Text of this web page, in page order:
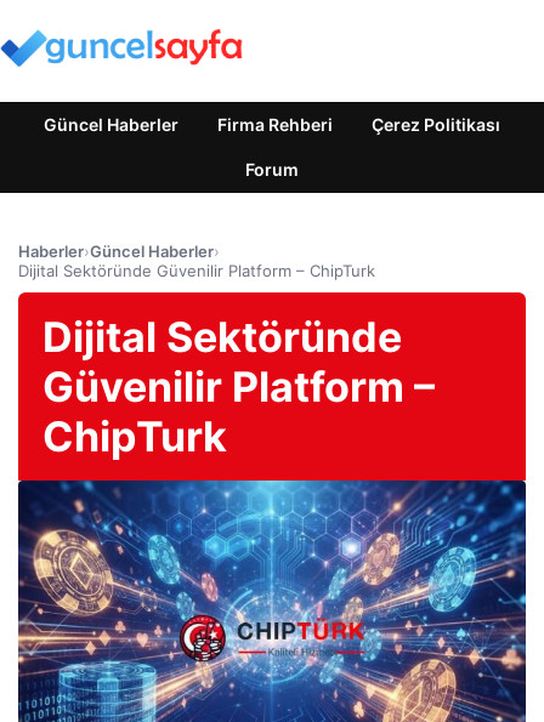
Güncel Haberler Firma Rehberi Çerez Politikası
Forum
Haberler›Güncel Haberler›
Dijital Sektöründe Güvenilir Platform – ChipTurk
Dijital Sektöründe
Güvenilir Platform –
ChipTurk